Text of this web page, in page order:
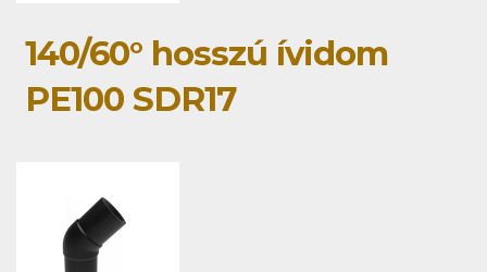
140/60° hosszú ívidom
PE100 SDR17